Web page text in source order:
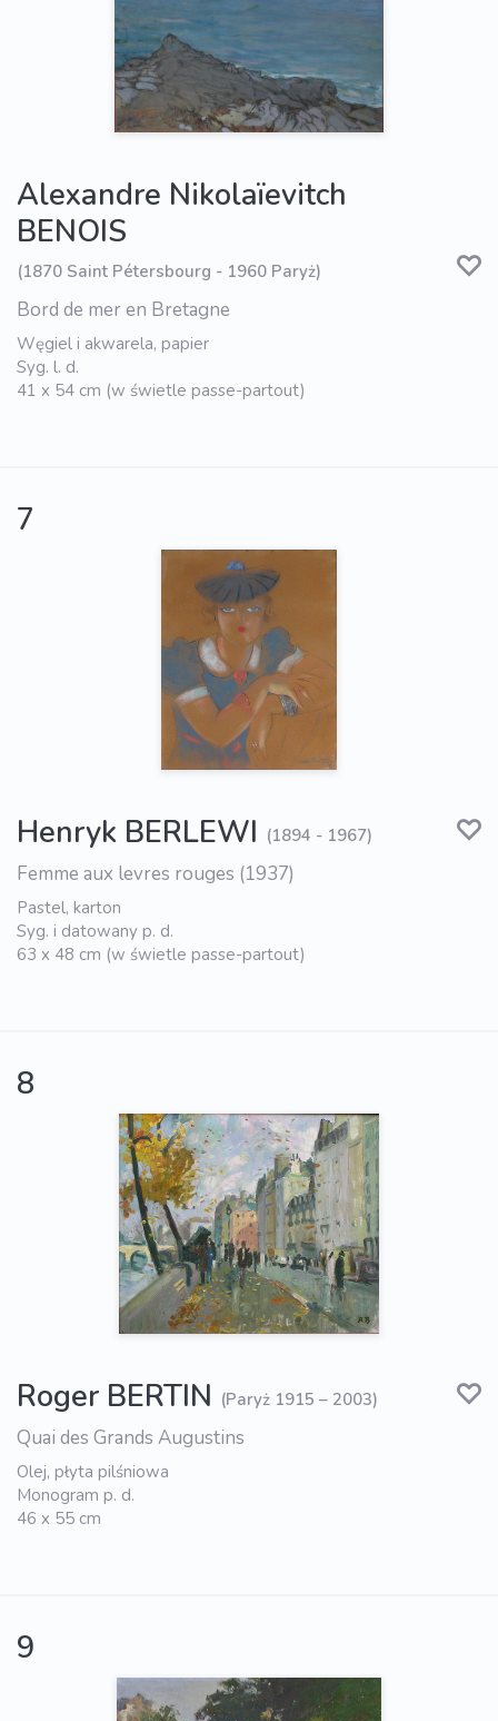
Alexandre Nikolaïevitch
BENOIS
(1870 Saint Pétersbourg - 1960 Paryż)
Bord de mer en Bretagne
Węgiel i akwarela, papier
Syg. l. d.
41 x 54 cm (w świetle passe-partout)
7
Henryk BERLEWI (1894 - 1967)
Femme aux levres rouges (1937)
Pastel, karton
Syg. i datowany p. d.
63 x 48 cm (w świetle passe-partout)
8
Roger BERTIN (Paryż 1915 – 2003)
Quai des Grands Augustins
Olej, płyta pilśniowa
Monogram p. d.
46 x 55 cm
9